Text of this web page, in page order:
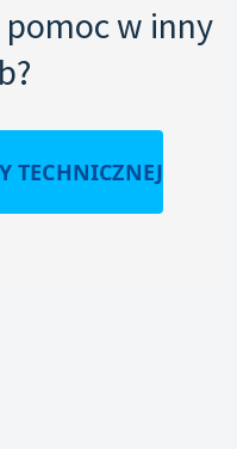
w inny
TECHNICZNEJ